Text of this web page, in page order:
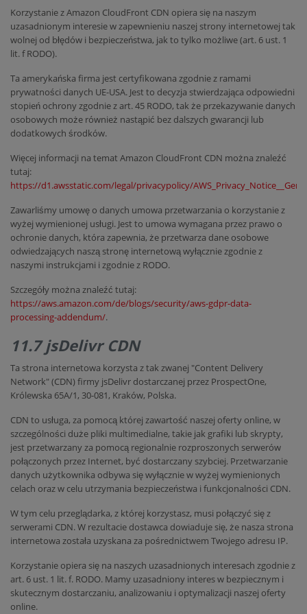
Korzystanie z Amazon CloudFront CDN opiera się na naszym
uzasadnionym interesie w zapewnieniu naszej strony internetowej tak
wolnej od błędów i bezpieczeństwa, jak to tylko możliwe (art. 6 ust. 1
lit. f RODO).
Ta amerykańska firma jest certyfikowana zgodnie z ramami
prywatności danych UE-USA. Jest to decyzja stwierdzająca odpowiedni
stopień ochrony zgodnie z art. 45 RODO, tak że przekazywanie danych
osobowych może również nastąpić bez dalszych gwarancji lub
dodatkowych środków.
Więcej informacji na temat Amazon CloudFront CDN można znaleźć
tutaj:
https://d1.awsstatic.com/legal/privacypolicy/
Zawarliśmy umowę o danych umowa przetwarzania o korzystanie z
wyżej wymienionej usługi. Jest to umowa wymagana przez prawo o
ochronie danych, która zapewnia, że przetwarza dane osobowe
odwiedzających naszą stronę internetową wyłącznie zgodnie z
naszymi instrukcjami i zgodnie z RODO.
Szczegóły można znaleźć tutaj:
https://aws.amazon.com/de/blogs/security/aws-gdpr-data-
processing-addendum/.
11.7 jsDelivr CDN
Ta strona internetowa korzysta z tak zwanej "Content Delivery
Network" (CDN) firmy jsDelivr dostarczanej przez ProspectOne,
Królewska 65A/1, 30-081, Kraków, Polska.
CDN to usługa, za pomocą której zawartość naszej oferty online, w
szczególności duże pliki multimedialne, takie jak grafiki lub skrypty,
jest przetwarzany za pomocą regionalnie rozproszonych serwerów
połączonych przez Internet, być dostarczany szybciej. Przetwarzanie
danych użytkownika odbywa się wyłącznie w wyżej wymienionych
celach oraz w celu utrzymania bezpieczeństwa i funkcjonalności CDN.
W tym celu przeglądarka, z której korzystasz, musi połączyć się z
serwerami CDN. W rezultacie dostawca dowiaduje się, że nasza strona
internetowa została uzyskana za pośrednictwem Twojego adresu IP.
Korzystanie opiera się na naszych uzasadnionych interesach zgodnie z
art. 6 ust. 1 lit. f. RODO. Mamy uzasadniony interes w bezpiecznym i
skutecznym dostarczaniu, analizowaniu i optymalizacji naszej oferty
online.